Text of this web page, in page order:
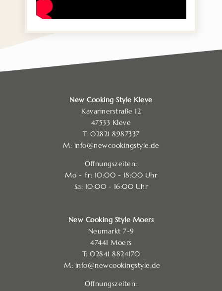
New Cooking Style Kleve
Kavarinerstraße 12
47533 Kleve
T: 02821 8987337
M: info@newcookingstyle.de
Öffnungszeiten:
Mo - Fr: 10:00 - 18:00 Uhr
Sa: 10:00 - 16:00 Uhr
New Cooking Style Moers
Neumarkt 7-9
47441 Moers
T: 02841 8824170
M: info@newcookingstyle.de
Öffnungszeiten: